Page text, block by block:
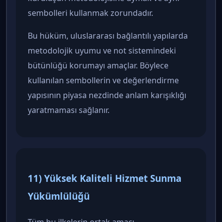
sembolleri kullanmak zorundadır.
Bu hüküm, uluslararası bağlantılı yapılarda
metodolojik uyumu ve not sistemindeki
bütünlüğü korumayı amaçlar. Böylece
kullanılan sembollerin ve değerlendirme
yapısının piyasa nezdinde anlam karışıklığı
yaratmaması sağlanır.
11) Yüksek Kaliteli Hizmet Sunma
Yükümlülüğü